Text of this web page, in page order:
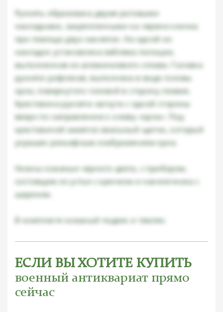
Рукоять образована двумя роговыми
накладками, закрепленными на черене клинка
при помощи двух заклепок. На одной из
накладок установлена эмблема полиции,
выполненная из алюминиевого сплава. Головка
рукояти рифленая, выполнена в виде головы
орла, повернутого головой в сторону лезвия.
Крестовина рукояти загнута с одной стороны
вверх по направлению к клюву «орла». Под
крестовиной имеется овальный щиток, который
украшен рельефным изображением орла.
Ножны кожаные черного цвета, с прибором,
состоящим из устья с крючком и наконечника с
шариком.
В комплекте кожаный подвес и темляк.
ЕСЛИ ВЫ ХОТИТЕ КУПИТЬ
военный антиквариат прямо
сейчас